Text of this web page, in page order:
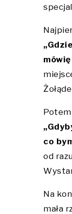
co
od
Na
mała